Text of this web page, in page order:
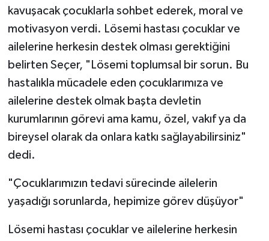
kavuşacak çocuklarla sohbet ederek, moral ve
motivasyon verdi. Lösemi hastası çocuklar ve
ailelerine herkesin destek olması gerektiğini
belirten Seçer, "Lösemi toplumsal bir sorun. Bu
hastalıkla mücadele eden çocuklarımıza ve
ailelerine destek olmak başta devletin
kurumlarının görevi ama kamu, özel, vakıf ya da
bireysel olarak da onlara katkı sağlayabilirsiniz"
dedi.
"Çocuklarımızın tedavi sürecinde ailelerin
yaşadığı sorunlarda, hepimize görev düşüyor"
Lösemi hastası çocuklar ve ailelerine herkesin